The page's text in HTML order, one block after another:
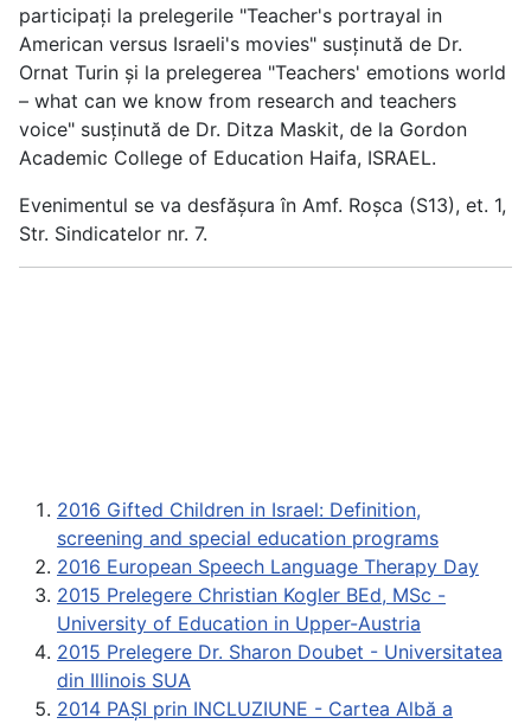
participați la prelegerile "Teacher's portrayal in
American versus Israeli's movies" susținută de Dr.
Ornat Turin și la prelegerea "Teachers' emotions world
– what can we know from research and teachers
voice" susținută de Dr. Ditza Maskit, de la Gordon
Academic College of Education Haifa, ISRAEL.
Evenimentul se va desfășura în Amf. Roșca (S13), et. 1,
Str. Sindicatelor nr. 7.
2016 Gifted Children in Israel: Definition,
screening and special education programs
2016 European Speech Language Therapy Day
2015 Prelegere Christian Kogler BEd, MSc -
University of Education in Upper-Austria
2015 Prelegere Dr. Sharon Doubet - Universitatea
din Illinois SUA
2014 PAȘI prin INCLUZIUNE - Cartea Albă a